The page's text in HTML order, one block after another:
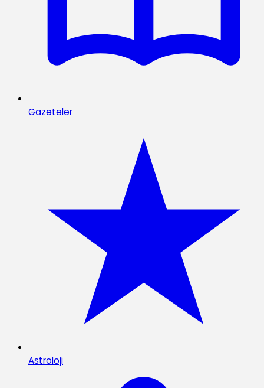
Gazeteler
Astroloji